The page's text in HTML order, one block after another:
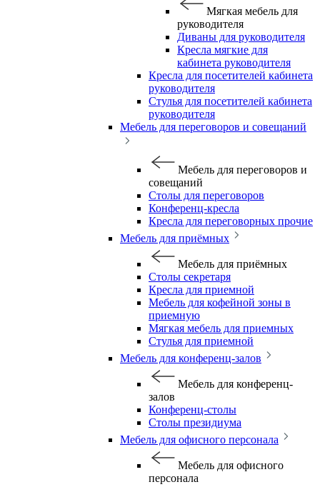
Мягкая мебель для
руководителя
Диваны для руководителя
Кресла мягкие для
кабинета руководителя
Кресла для посетителей кабинета
руководителя
Стулья для посетителей кабинета
руководителя
Мебель для переговоров и совещаний
Мебель для переговоров и
совещаний
Столы для переговоров
Конференц-кресла
Кресла для переговорных прочие
Мебель для приёмных
Мебель для приёмных
Столы секретаря
Кресла для приемной
Мебель для кофейной зоны в
приемную
Мягкая мебель для приемных
Стулья для приемной
Мебель для конференц-залов
Мебель для конференц-
залов
Конференц-столы
Столы президиума
Мебель для офисного персонала
Мебель для офисного
персонала